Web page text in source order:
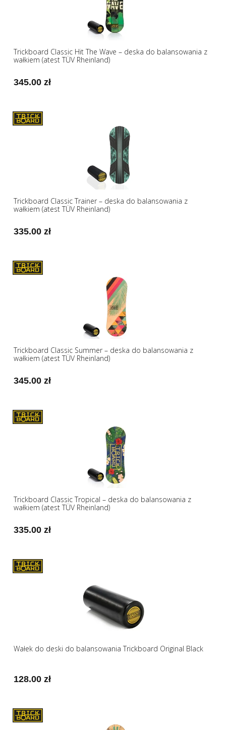
Trickboard Classic Hit The Wave – deska do balansowania z
wałkiem (atest TÜV Rheinland)
345.00 zł
Trickboard Classic Trainer – deska do balansowania z
wałkiem (atest TÜV Rheinland)
335.00 zł
Trickboard Classic Summer – deska do balansowania z
wałkiem (atest TÜV Rheinland)
345.00 zł
Trickboard Classic Tropical – deska do balansowania z
wałkiem (atest TÜV Rheinland)
335.00 zł
Wałek do deski do balansowania Trickboard Original Black
128.00 zł